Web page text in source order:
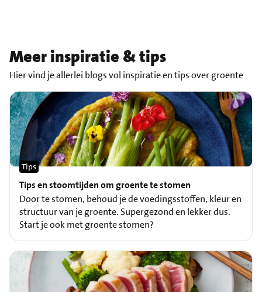
Meer inspiratie & tips
Hier vind je allerlei blogs vol inspiratie en tips over groente
Tips en stoomtijden om groente te stomen
Tips
Door te stomen, behoud je de voedingsstoffen, kleur en
structuur van je groente. Supergezond en lekker dus.
Start je ook met groente stomen?